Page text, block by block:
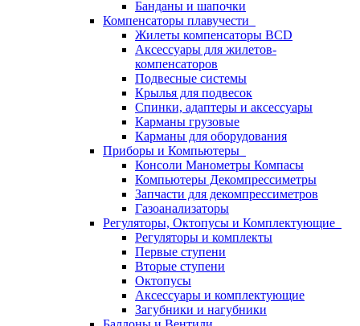
Банданы и шапочки
Компенсаторы плавучести
Жилеты компенсаторы BCD
Аксессуары для жилетов-
компенсаторов
Подвесные системы
Крылья для подвесок
Спинки, адаптеры и аксессуары
Карманы грузовые
Карманы для оборудования
Приборы и Компьютеры
Консоли Манометры Компасы
Компьютеры Декомпрессиметры
Запчасти для декомпрессиметров
Газоанализаторы
Регуляторы, Октопусы и Комплектующие
Регуляторы и комплекты
Первые ступени
Вторые ступени
Октопусы
Аксессуары и комплектующие
Загубники и нагубники